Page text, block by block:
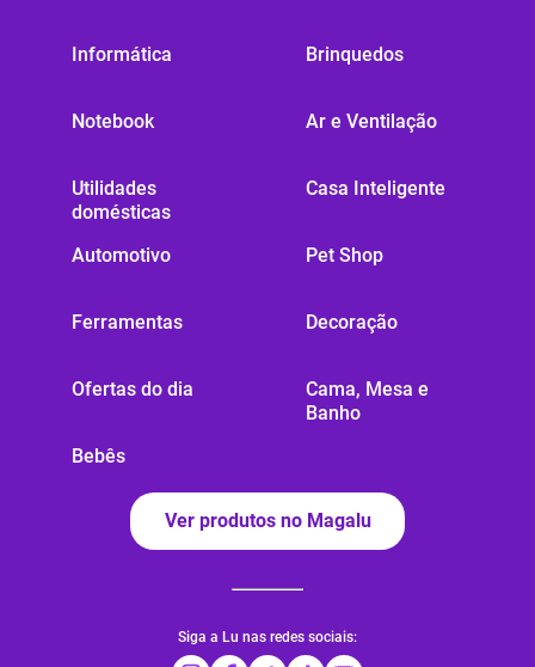
Informática
Notebook
Utilidades
domésticas
Automotivo
Ferramentas
Ofertas do dia
Bebês
Brinquedos
Ar e Ventilação
Casa Inteligente
Pet Shop
Decoração
Cama, Mesa e
Banho
Ver produtos no Magalu
Siga a Lu nas redes sociais: